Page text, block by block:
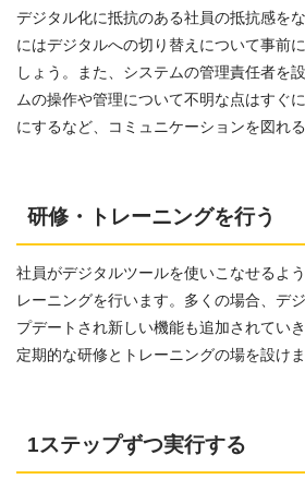
デジタル化に抵抗のある社員の抵抗感を
にはデジタルへの切り替えについて事前
しょう。また、システムの管理責任者を
ムの操作や管理について不明な点はすぐ
にするなど、コミュニケーションを図れ
研修・トレーニングを行う
社員がデジタルツールを使いこなせるよ
レーニングを行います。多くの場合、デ
プデートされ新しい機能も追加されてい
定期的な研修とトレーニングの場を設けま
1ステップずつ実行する